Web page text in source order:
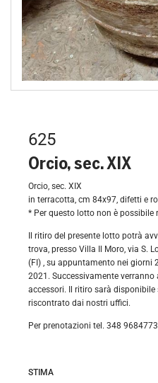
625
Orcio, sec. XIX
Orcio, sec. XIX
in terracotta, cm 84x97, difetti e
* Per questo lotto non è possibile
Il ritiro del presente lotto potrà
trova, presso Villa Il Moro, via S.
(FI) , su appuntamento nei giorni
2021. Successivamente
accessori. Il ritiro sarà
riscontrato dai nostri uffici.
Per prenotazioni tel. 348 9684773
STIMA